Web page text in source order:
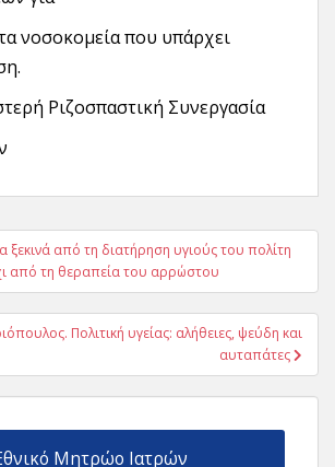
νοσοκομεία που υπάρχει
Ριζοσπαστική Συνεργασία
ξεκινά από τη διατήρηση υγιούς του πολίτη
από τη θεραπεία του αρρώστου
Πολιτική υγείας: αλήθειες, ψεύδη και
αυταπάτες
Μητρώο Ιατρών